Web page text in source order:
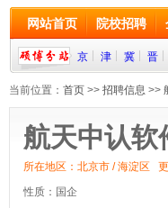
网站首页 院校招聘
京 津 冀 晋
当前位置： 首页 >> 招聘信息 >>
航天中认软
所在地区：北京市 / 海淀区
性质：国企